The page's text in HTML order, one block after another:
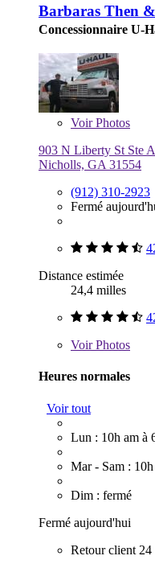
Barbaras Then
Concessionnaire U-
VoirPhotos
903 N Liberty St Ste A
Nicholls, GA 31554
(912) 310-2923
Fermé
Distance estimée
24,4 milles
VoirPhotos
Heures normales
Voir tout
Lun : 10h am à
Mar - Sam :
Dim : fermé
Fermé aujourd'hui
Retour client 24